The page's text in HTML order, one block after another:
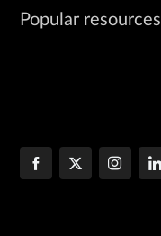
Popular resources